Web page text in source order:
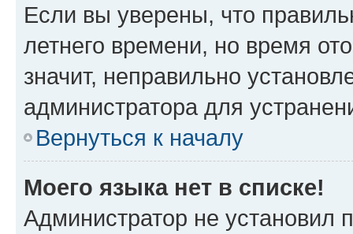
Если вы уверены, что
летнего времени, но время
значит, неправильно
администратора для
Вернуться к началу
Моего языка нет в списке!
Администратор не установил